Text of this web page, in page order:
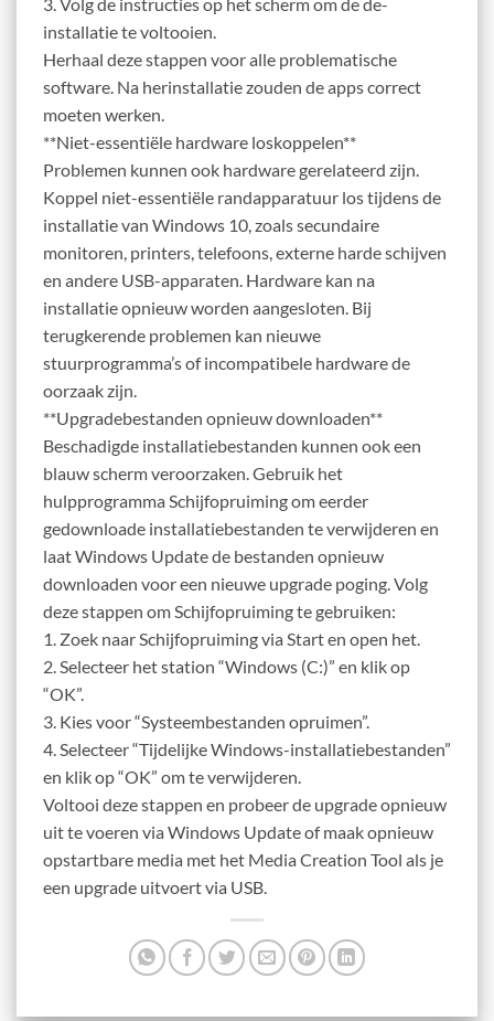
installatie te voltooien.
Herhaal deze stappen voor alle problematische
software. Na herinstallatie zouden de apps correct
moeten werken.
**Niet-essentiële hardware loskoppelen**
Problemen kunnen ook hardware gerelateerd zijn.
Koppel niet-essentiële randapparatuur los tijdens de
installatie van Windows 10, zoals secundaire
monitoren, printers, telefoons, externe harde schijven
en andere USB-apparaten. Hardware kan na
installatie opnieuw worden aangesloten. Bij
terugkerende problemen kan nieuwe
stuurprogramma’s of incompatibele hardware de
oorzaak zijn.
**Upgradebestanden opnieuw downloaden**
Beschadigde installatiebestanden kunnen ook een
blauw scherm veroorzaken. Gebruik het
hulpprogramma Schijfopruiming om eerder
gedownloade installatiebestanden te verwijderen en
laat Windows Update de bestanden opnieuw
downloaden voor een nieuwe upgrade poging. Volg
deze stappen om Schijfopruiming te gebruiken:
1. Zoek naar Schijfopruiming via Start en open het.
2. Selecteer het station “Windows (C:)” en klik op
“OK”.
3. Kies voor “Systeembestanden opruimen”.
4. Selecteer “Tijdelijke Windows-installatiebestanden”
en klik op “OK” om te verwijderen.
Voltooi deze stappen en probeer de upgrade opnieuw
uit te voeren via Windows Update of maak opnieuw
opstartbare media met het Media Creation Tool als je
een upgrade uitvoert via USB.